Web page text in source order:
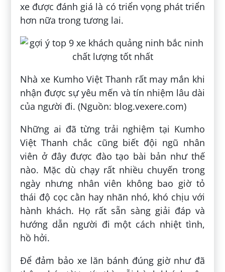
xe được đánh giá là có triển vọng phát triển
hơn nữa trong tương lai.
Nhà xe Kumho Việt Thanh rất may mắn khi
nhận được sự yêu mến và tín nhiệm lâu dài
của người đi. (Nguồn: blog.vexere.com)
Những ai đã từng trải nghiệm tại Kumho
Việt Thanh chắc cũng biết đội ngũ nhân
viên ở đây được đào tạo bài bản như thế
nào. Mặc dù chạy rất nhiều chuyến trong
ngày nhưng nhân viên không bao giờ tỏ
thái độ cọc cằn hay nhăn nhó, khó chịu với
hành khách. Họ rất sẵn sàng giải đáp và
hướng dẫn người đi một cách nhiệt tình,
hồ hởi.
Để đảm bảo xe lăn bánh đúng giờ như đã